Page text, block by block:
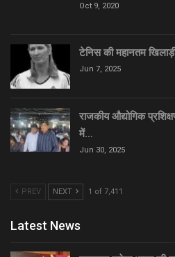
Oct 9, 2020
टेनिस की महानतम
Jun 7, 2025
राजकीय औद्योगिक
में…
Jun 30, 2025
PREV NEXT 1 of 7,411
Latest News